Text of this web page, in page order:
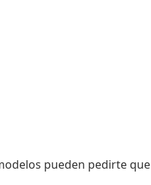
pueden pedirte que